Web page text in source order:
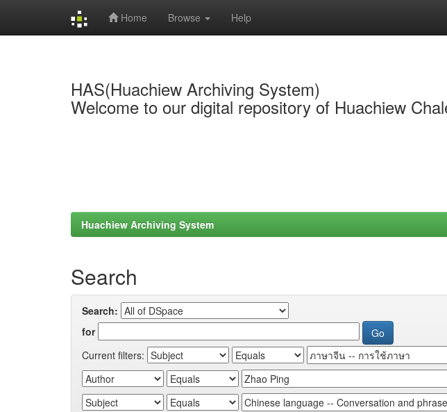
Home Browse Help
HAS(Huachiew Archiving System)
Welcome to our digital repository of Huachiew
Huachiew Archiving System
Search
Search:
for
Current filters: